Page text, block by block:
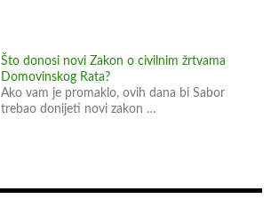
Što donosi novi Zakon o civilnim žrtvama
Domovinskog Rata?
Ako vam je promaklo, ovih dana bi Sabor
trebao donijeti novi zakon …